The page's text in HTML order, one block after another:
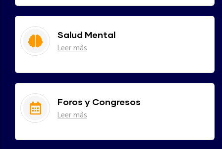
Salud Mental
Leer más
Foros y Congresos
Leer más